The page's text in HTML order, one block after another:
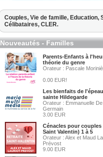
Couples, Vie de famille, Education,
Célibataires, CLER.
Nouveautés - Familles
Parents-Enfants à
théorie du genre
Orateur : Pascale
0.00 EUR!
Les bienfaits de
sainte Hildegarde
Orateur : Emmanuelle
Germain
3.00 EUR
Cénacles pour couples
Saint Valentin) 1 à 5
Orateur : Alex et Maud
Prévost
9.00 EUR